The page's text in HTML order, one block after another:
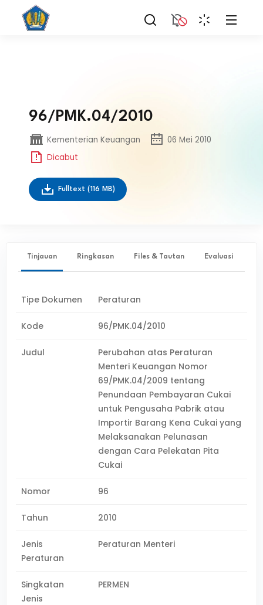
96/PMK.04/2010
Kementerian Keuangan
06 Mei 2010
Dicabut
Fulltext (116 MB)
Tinjauan Ringkasan Files & Tautan Evaluasi
Tipe Dokumen Peraturan
Kode 96/PMK.04/2010
Judul
Perubahan atas Peraturan
Menteri Keuangan Nomor
69/PMK.04/2009 tentang
Penundaan Pembayaran Cukai
untuk Pengusaha Pabrik atau
Importir Barang Kena Cukai yang
Melaksanakan Pelunasan
dengan Cara Pelekatan Pita
Cukai
Nomor 96
Tahun 2010
Jenis
Peraturan
Peraturan Menteri
Singkatan
Jenis
PERMEN